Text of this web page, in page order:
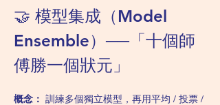
🤝 模型集成（Model
Ensemble）──「十個師
傅勝一個狀元」
概念： 訓練多個獨立模型，再用平均 / 投票 /